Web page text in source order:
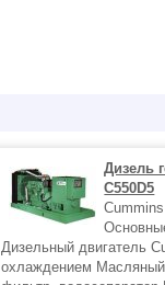
Дизель
C550D5
Дизельный двигатель
охлаждением